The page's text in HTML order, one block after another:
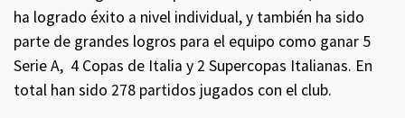
ha logrado éxito a nivel individual, y también ha sido
parte de grandes logros para el equipo como ganar 5
Serie A, 4 Copas de Italia y 2 Supercopas Italianas. En
total han sido 278 partidos jugados con el club.